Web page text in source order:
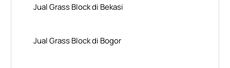
Jual Grass Block di Bekasi
Jual Grass Block di Bogor